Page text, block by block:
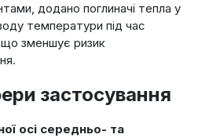
додано поглиначі тепла у
температури під час
що зменшує ризик
застосування
осі середньо- та